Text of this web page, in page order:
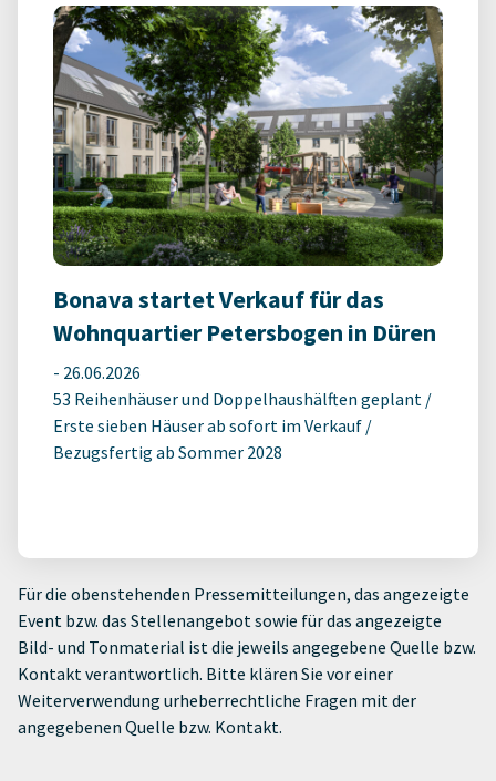
Bonava startet Verkauf für das
Wohnquartier Petersbogen in Düren
- 26.06.2026
53 Reihenhäuser und Doppelhaushälften geplant /
Erste sieben Häuser ab sofort im Verkauf /
Bezugsfertig ab Sommer 2028
Für die obenstehenden Pressemitteilungen, das angezeigte
Event bzw. das Stellenangebot sowie für das angezeigte
Bild- und Tonmaterial ist die jeweils angegebene Quelle bzw.
Kontakt verantwortlich. Bitte klären Sie vor einer
Weiterverwendung urheberrechtliche Fragen mit der
angegebenen Quelle bzw. Kontakt.